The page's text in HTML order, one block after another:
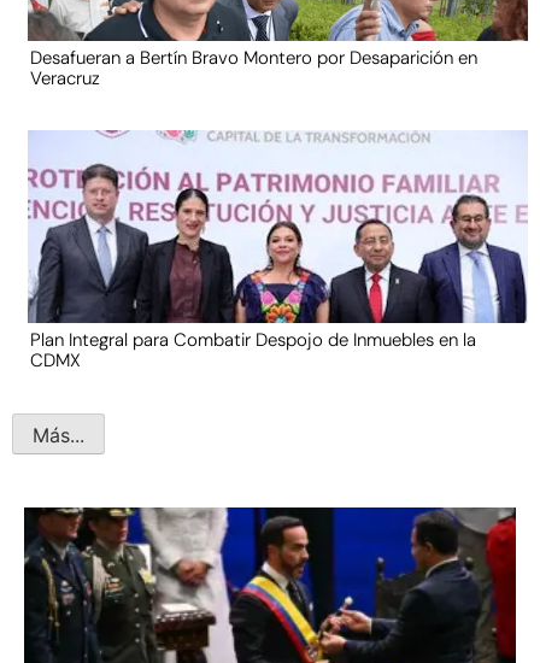
Desafueran a Bertín Bravo Montero por Desaparición en
Veracruz
Plan Integral para Combatir Despojo de Inmuebles en la
CDMX
Más...